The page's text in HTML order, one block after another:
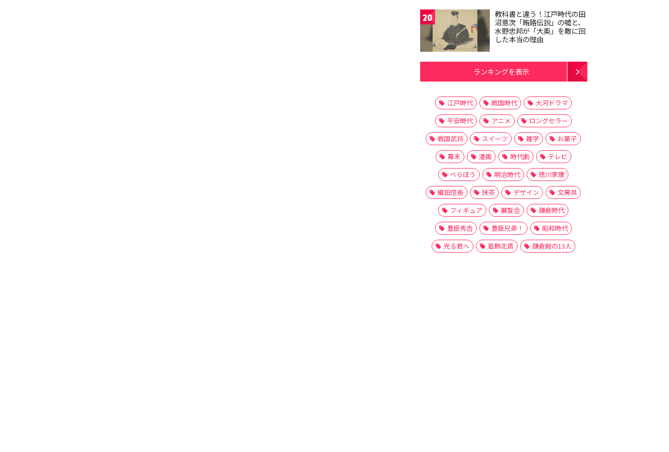
20
教科書と違う！江戸時代の田
沼意次「賄賂伝説」の嘘と、
水野忠邦が「大奥」を敵に回
した本当の理由
ランキングを表示
江戸時代 戦国時代
大河ドラマ
平安時代
アニメ
ロングセラー
戦国武将
スイーツ 雑学
お菓子
幕末
漫画 時代劇
テレビ
べらぼう
明治時代
徳川家康
織田信長
抹茶 デザイン
文房具
フィギュア
展覧会
鎌倉時代
豊臣秀吉
豊臣兄弟！
昭和時代
光る君へ
葛飾北斎 鎌倉殿の13人